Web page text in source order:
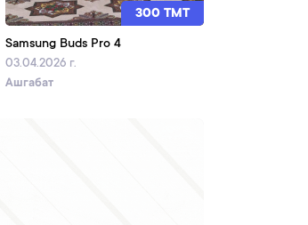
300 TMT
Samsung Buds Pro 4
03.04.2026 г.
Ашгабат